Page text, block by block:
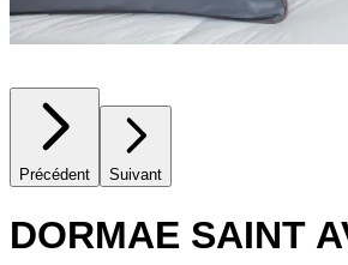
Précédent Suivant
DORMAE SAINT